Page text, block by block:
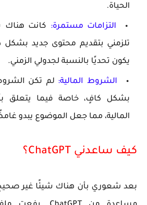
الحياة.
التزامات مستمرة: كانت هناك
تلزمني بتقديم محتوى جديد بشكل
يكون تحديًا بالنسبة لجدولي الزمني.
الشروط المالية: لم تكن
بشكل كافٍ، خاصة فيما يتعلق
المالية، مما جعل الموضوع يبدو
كيف ساعدني ChatGPT؟
بعد شعوري بأن هناك شيئًا غير